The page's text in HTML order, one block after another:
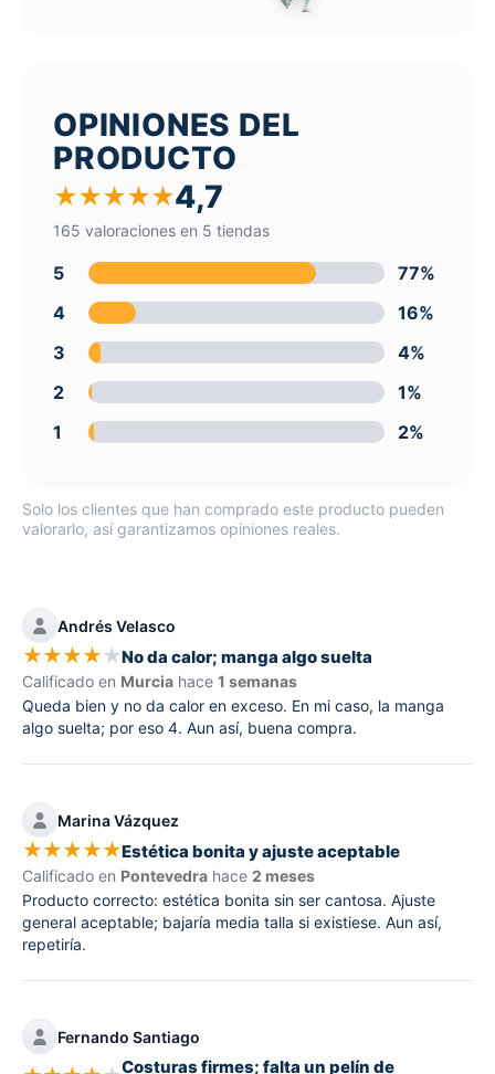
OPINIONES DEL
PRODUCTO
★★★★★4,7
165 valoraciones en 5 tiendas
5
77%
4
16%
3
4%
2
1%
1
2%
Solo los clientes que han comprado este producto pueden
valorarlo, así garantizamos opiniones reales.
Andrés Velasco
★★★★★No da calor; manga algo suelta
Calificado en Murcia hace 1 semanas
Queda bien y no da calor en exceso. En mi caso, la manga
algo suelta; por eso 4. Aun así, buena compra.
Marina Vázquez
★★★★★Estética bonita y ajuste aceptable
Calificado en Pontevedra hace 2 meses
Producto correcto: estética bonita sin ser cantosa. Ajuste
general aceptable; bajaría media talla si existiese. Aun así,
repetiría.
Fernando Santiago
Costuras firmes; falta un pelín de